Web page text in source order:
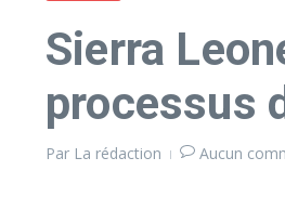
Sierra
processus
Par La rédaction Aucun